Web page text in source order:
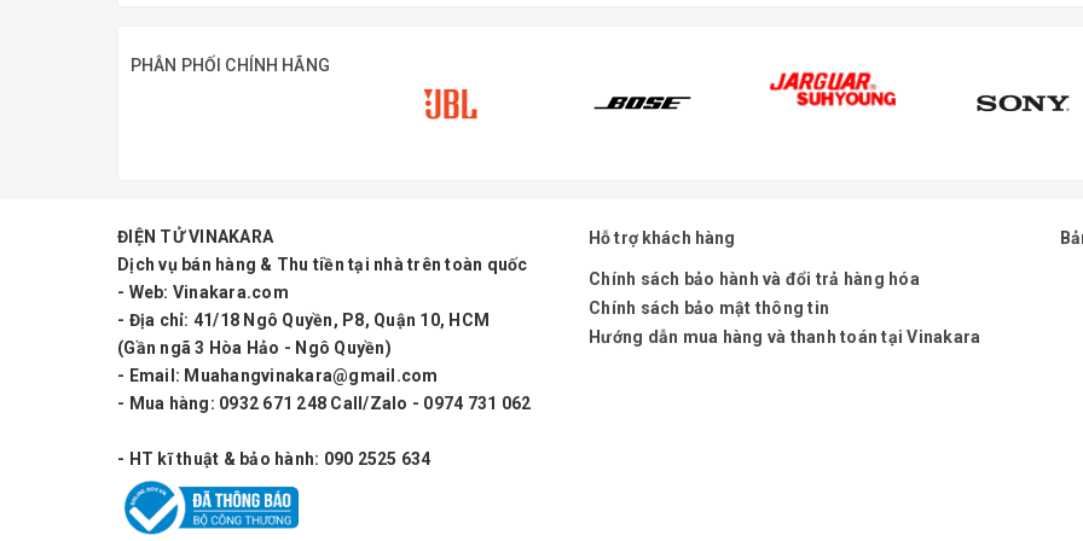
Hệ thống loa: 2 loa full 7.5cm (3 inch)
Kết nối: Bluetooth 5.0, AUX, OTG
Chất liệu: thùng gỗ bọc da
Ứng dụng: karaoke, nghe nhạc, du lịch, livestream
Ứng Dụng
Karaoke gia đình, giải trí tại nhà
Hát nhóm, tiệc nhỏ ngoài trời
Livestream bán hàng, ca hát trên TikTok, Facebook
PHÂN PHỐI CHÍNH HÃNG
ĐIỆN TỬ VINAKARA
Dịch vụ bán hàng & Thu tiền tại nhà trên toàn quốc
- Web: Vinakara.com
- Địa chỉ: 41/18 Ngô Quyền, P8, Quận 10, HCM
(Gần ngã 3 Hòa Hảo - Ngô Quyền)
- Email: Muahangvinakara@gmail.com
- Mua hàng: 0932 671 248 Call/Zalo - 0974 731 062
- HT kĩ thuật & bảo hành: 090 2525 634
Hỗ trợ khách hàng
Chính sách bảo hành và đổi trả hàng hóa
Chính sách bảo mật thông tin
Hướng dẫn mua hàng và thanh toán tại Vinakara